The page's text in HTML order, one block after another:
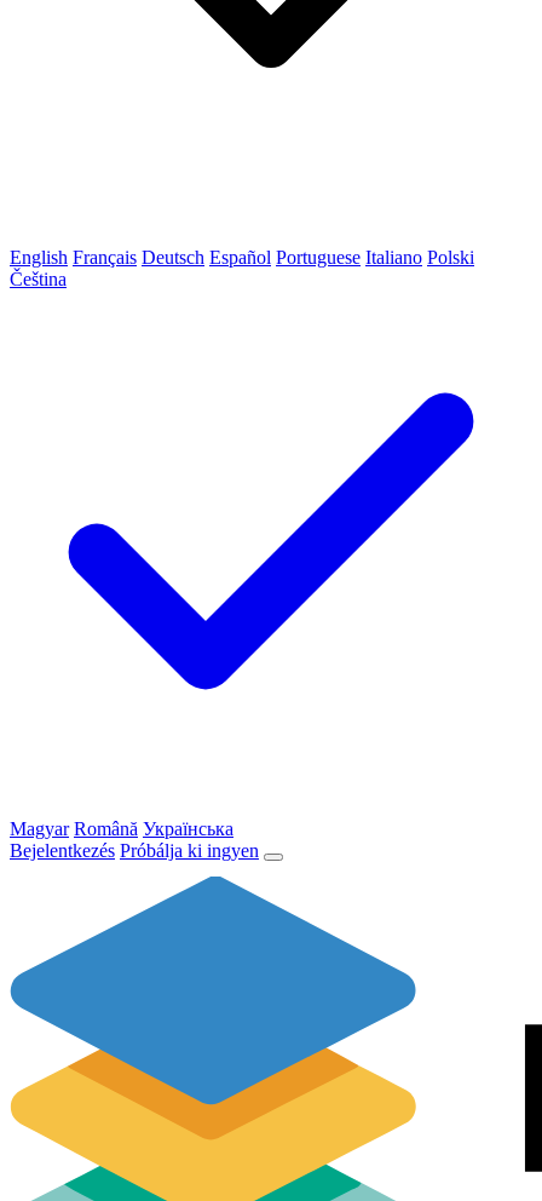
English Français Deutsch Español Portuguese Italiano Polski
Čeština
Magyar Română Українська
Bejelentkezés Próbálja ki ingyen